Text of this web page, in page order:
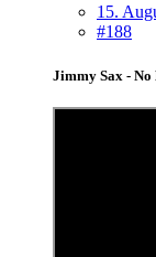
15.
#188
Jimmy Sax - No